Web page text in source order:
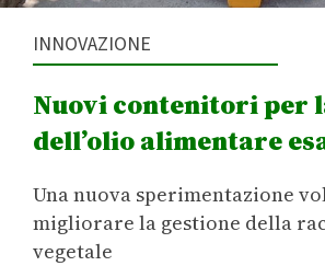
INNOVAZIONE
Nuovi contenitori per
dell’olio alimentare
Una nuova sperimentazione
migliorare la gestione della
vegetale